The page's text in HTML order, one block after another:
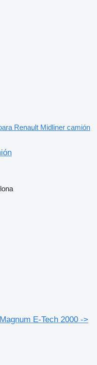
Renault Midliner camión
E-Tech 2000 ->